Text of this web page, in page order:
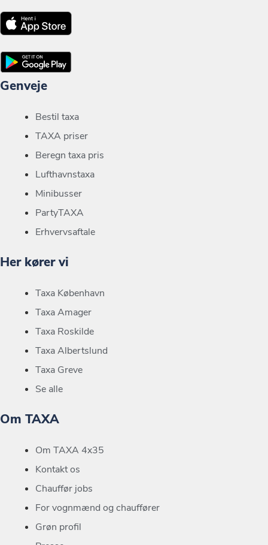
Genveje
Bestil taxa
TAXA priser
Beregn taxa pris
Lufthavnstaxa
Minibusser
PartyTAXA
Erhvervsaftale
Her kører vi
Taxa København
Taxa Amager
Taxa Roskilde
Taxa Albertslund
Taxa Greve
Se alle
Om TAXA
Om TAXA 4x35
Kontakt os
Chauffør jobs
For vognmænd og chauffører
Grøn profil